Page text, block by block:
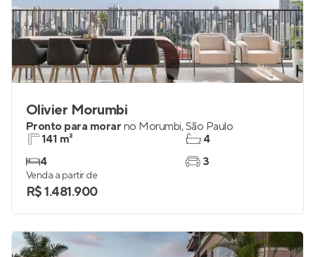
Olivier Morumbi
Pronto para morar no Morumbi,São Paulo
141 m²
4
4
3
Venda a partir de
R$ 1.481.900